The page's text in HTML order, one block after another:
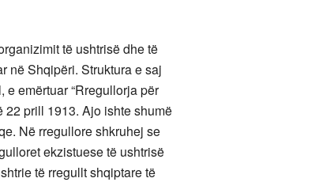
të ushtrisë dhe të
në Shqipëri. Struktura e saj
emërtuar “Rregullorja për
22 prill 1913. Ajo ishte shumë
Në rregullore shkruhej se
ekzistuese të ushtrisë
të rregullt shqiptare të